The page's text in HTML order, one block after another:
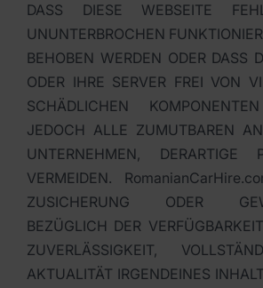
DASS DIESE WEBSEITE
UNUNTERBROCHEN
BEHOBEN WERDEN ODER DASS
ODER IHRE SERVER FREI VON
SCHÄDLICHEN
JEDOCH ALLE ZUMUTBAREN
UNTERNEHMEN, DERARTIGE
VERMEIDEN.
ZUSICHERUNG ODER
BEZÜGLICH DER
ZUVERLÄSSIGKEIT,
AKTUALITÄT IRGENDEINES